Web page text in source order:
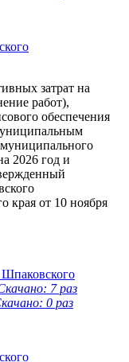
затрат на
работ),
обеспечения
2026 год и
края от 10 ноября
7 раз
0 раз